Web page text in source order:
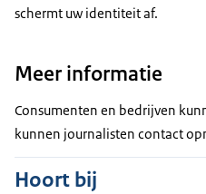
schermt uw identiteit af.
Meer informatie
Consumenten en bedrijven
kunnen journalisten contact
Hoort bij